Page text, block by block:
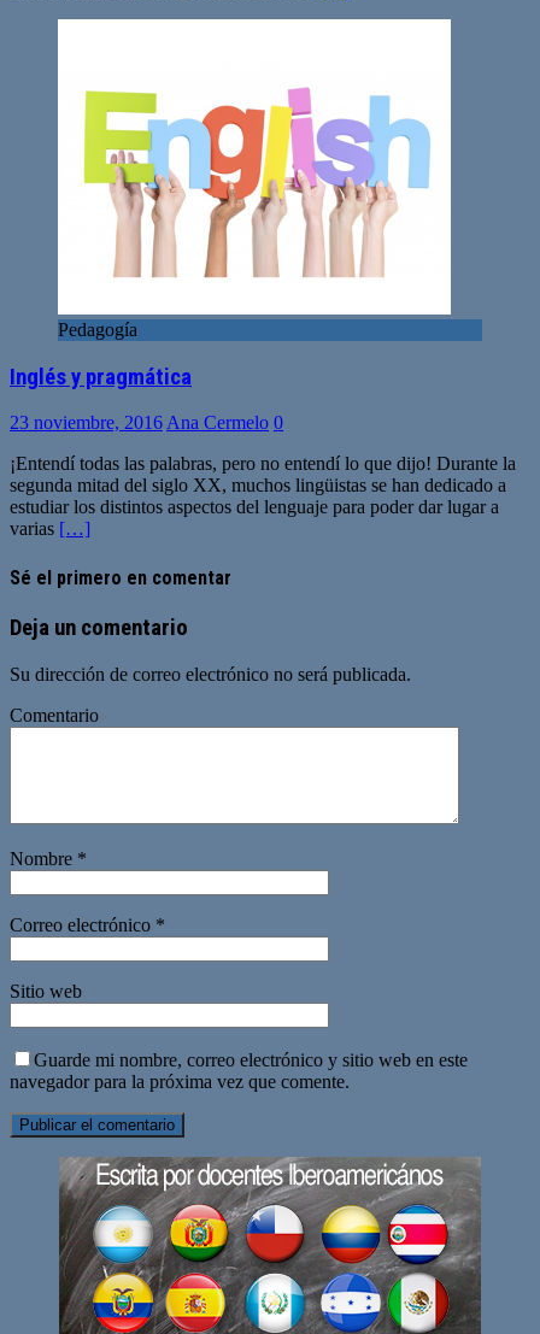
Pedagogía
Inglés y pragmática
23 noviembre, 2016Ana Cermelo 0
¡Entendí todas las palabras, pero no entendí lo que dijo! Durante la
segunda mitad del siglo XX, muchos lingüistas se han dedicado a
estudiar los distintos aspectos del lenguaje para poder dar lugar a
varias […]
Sé el primero en comentar
Deja un comentario
Su dirección de correo electrónico no será publicada.
Comentario
Nombre *
Correo electrónico *
Sitio web
Guarde mi nombre, correo electrónico y sitio web en este
navegador para la próxima vez que comente.